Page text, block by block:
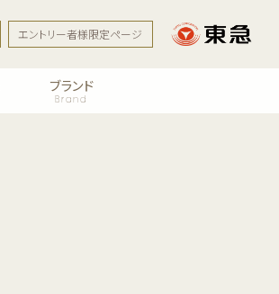
エントリー者様限定ページ
Brand
ブランド